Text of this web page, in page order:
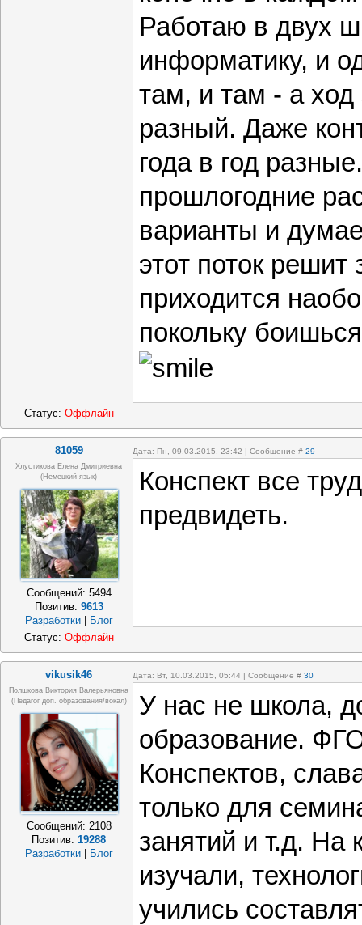
Работаю в двух
информатику, и
там, и там - а ход
разный. Даже
года в год
прошлогодние
варианты и
этот поток решит
приходится
покольку
Статус: Оффлайн
81059 Дата: Пн, 09.03.2015, 23:42 | Сообщение # 29
Хлустикова Елена Дмитриевна
(немецкий язык)
Сообщений: 5494
Позитив: 9613
Разработки
Блог
Конспект все
предвидеть.
Статус: Оффлайн
vikusik46 Дата: Вт, 10.03.2015, 05:44 | Сообщение # 30
Полшкова Виктория Валерьяновна
(педагог доп. образования/вокал)
Сообщений: 2108
Позитив:19288
Разработки
Блог
У нас не школа,
образование.
Конспектов,
только для
занятий и т.д.
изучали,
учились